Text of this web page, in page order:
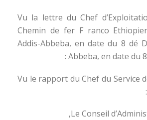
Vu la lettre du Chef
Chemin de fer F ranco
Addis-Abbeba, en date du 8 dé
Abbeba, en date du
Vu le rapport du Chef du Service
Le Conseil